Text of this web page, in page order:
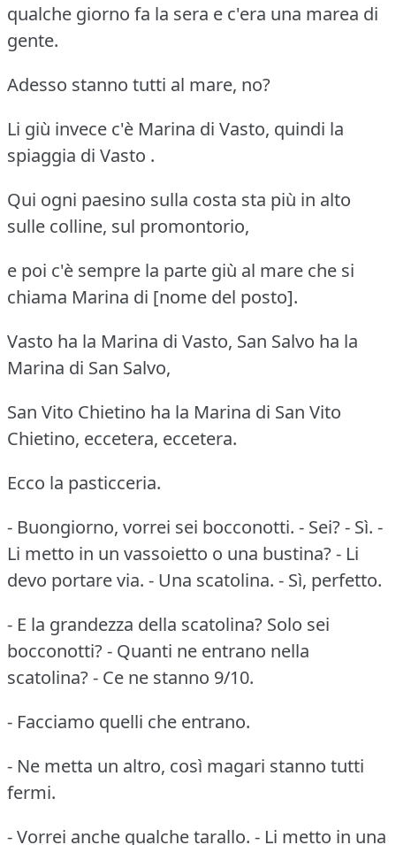
qualche giorno fa la sera e c'era una marea di
gente.
Adesso stanno tutti al mare, no?
Li giù invece c'è Marina di Vasto, quindi la
spiaggia di Vasto .
Qui ogni paesino sulla costa sta più in alto
sulle colline, sul promontorio,
e poi c'è sempre la parte giù al mare che si
chiama Marina di [nome del posto].
Vasto ha la Marina di Vasto, San Salvo ha la
Marina di San Salvo,
San Vito Chietino ha la Marina di San Vito
Chietino, eccetera, eccetera.
Ecco la pasticceria.
- Buongiorno, vorrei sei bocconotti. - Sei? - Sì. -
Li metto in un vassoietto o una bustina? - Li
devo portare via. - Una scatolina. - Sì, perfetto.
- E la grandezza della scatolina? Solo sei
bocconotti? - Quanti ne entrano nella
scatolina? - Ce ne stanno 9/10.
- Facciamo quelli che entrano.
- Ne metta un altro, così magari stanno tutti
fermi.
- Vorrei anche qualche tarallo. - Li metto in una